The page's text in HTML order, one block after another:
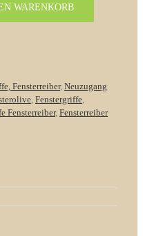
WARENKORB
Fensterreiber, Neuzugang
, Fenstergriffe,
Fensterreiber, Fensterreiber